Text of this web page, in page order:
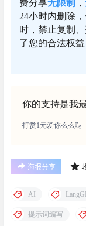
费分享无限制 ，
24小时内删除
时，禁止复制
了您的合法权
你的支持是我
打赏1元爱你么么哒
海报分享
AI
提示词编写